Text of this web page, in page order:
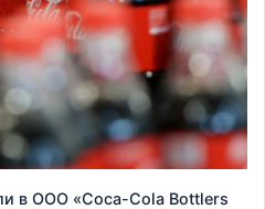
в ООО «Coca-Cola Bottlers